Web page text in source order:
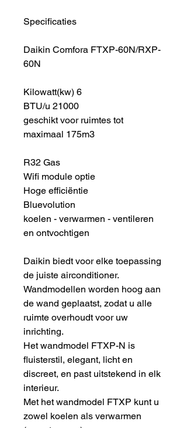
Specificaties
Daikin Comfora FTXP-60N/RXP-
60N
Kilowatt(kw) 6
BTU/u 21000
geschikt voor ruimtes tot
maximaal 175m3
R32 Gas
Wifi module optie
Hoge efficiëntie
Bluevolution
koelen - verwarmen - ventileren
en ontvochtigen
Daikin biedt voor elke toepassing
de juiste airconditioner.
Wandmodellen worden hoog aan
de wand geplaatst, zodat u alle
ruimte overhoudt voor uw
inrichting.
Het wandmodel FTXP-N is
fluisterstil, elegant, licht en
discreet, en past uitstekend in elk
interieur.
Met het wandmodel FTXP kunt u
zowel koelen als verwarmen